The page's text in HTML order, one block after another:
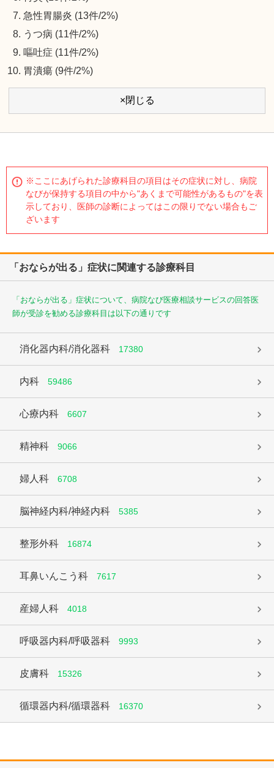
急性胃腸炎 (13件/2%)
うつ病 (11件/2%)
嘔吐症 (11件/2%)
胃潰瘍 (9件/2%)
×閉じる
※ここにあげられた診療科目の項目はその症状に対し、病院
なびが保持する項目の中から"あくまで可能性があるもの"を表
示しており、医師の診断によってはこの限りでない場合もご
ざいます
「おならが出る」症状に関連する診療科目
「おならが出る」症状について、病院なび医療相談サービスの回答医
師が受診を勧める診療科目は以下の通りです
消化器内科/消化器科 17380
内科 59486
心療内科 6607
精神科 9066
婦人科 6708
脳神経内科/神経内科 5385
整形外科 16874
耳鼻いんこう科 7617
産婦人科 4018
呼吸器内科/呼吸器科 9993
皮膚科 15326
循環器内科/循環器科 16370